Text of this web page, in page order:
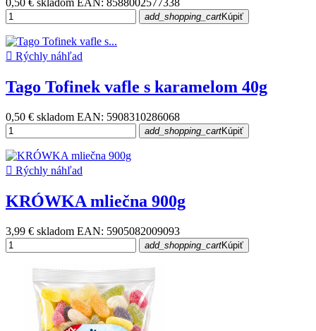
0,50 € skladom EAN: 8588002577338
add_shopping_cartKúpiť
 Rýchly náhľad
Tago Tofinek vafle s karamelom 40g
0,50 € skladom EAN: 5908310286068
add_shopping_cartKúpiť
 Rýchly náhľad
KRÓWKA mliečna 900g
3,99 € skladom EAN: 5905082009093
add_shopping_cartKúpiť